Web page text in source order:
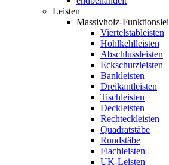
Leisten
Massivholz-
Viertelstableisten
Hohlkehlleisten
Abschlussleisten
Eckschutzleisten
Bankleisten
Dreikantleisten
Tischleisten
Deckleisten
Rechteckleisten
Quadratstäbe
Rundstäbe
Flachleisten
UK-Leisten